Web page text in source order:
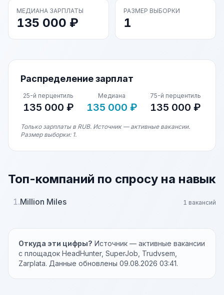
МЕДИАНА ЗАРПЛАТЫ
135 000 ₽
РАЗМЕР ВЫБОРКИ
1
Распределение зарплат
25-й перцентиль
135 000 ₽
Медиана
135 000 ₽
75-й перцентиль
135 000 ₽
Только зарплаты в RUB. Источник — активные вакансии.
Размер выборки: 1.
Топ-компаний по спросу на навык
1.Million Miles 1 вакансий
Откуда эти цифры? Источник — активные вакансии
с площадок HeadHunter, SuperJob, Trudvsem,
Zarplata. Данные обновлены 09.08.2026 03:41.